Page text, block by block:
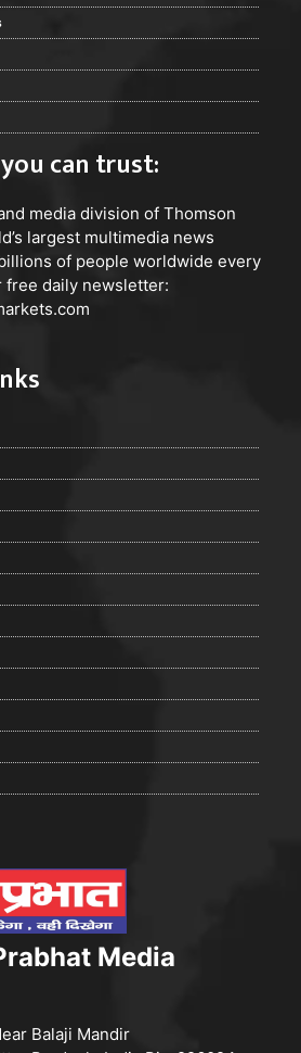
can trust:
media division of Thomson
largest multimedia news
of people worldwide every
free daily newsletter:
Media
Balaji Mandir